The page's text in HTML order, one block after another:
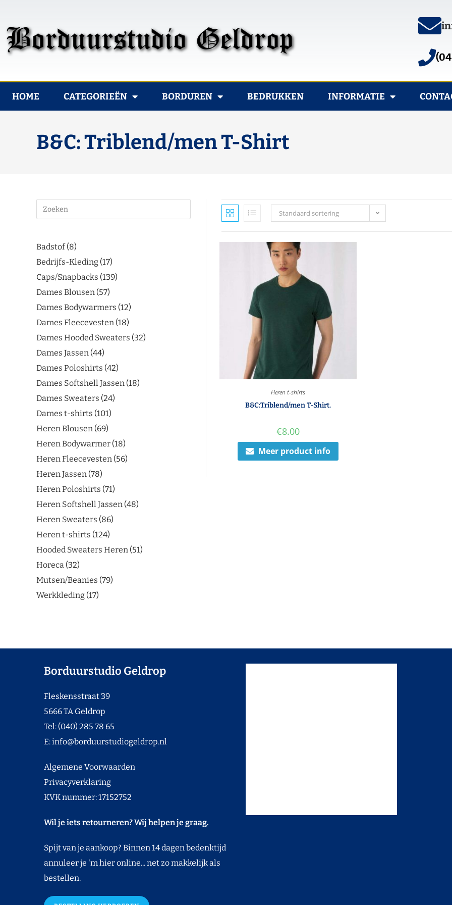
HOME CATEGORIEËN BORDUREN BEDRUKKEN INFORMATIE
B&C: Triblend/men T-Shirt
Standaard sortering
Heren t-shirts
B&C:Triblend/men T-Shirt.
€8.00
Meer product info
Badstof 8
Bedrijfs-Kleding 17
Caps/Snapbacks 139
Dames Blousen 57
Dames Bodywarmers 12
Dames Fleecevesten 18
Dames Hooded Sweaters 32
Dames Jassen 44
Dames Poloshirts 42
Dames Softshell Jassen 18
Dames Sweaters 24
Dames t-shirts 101
Heren Blousen 69
Heren Bodywarmer 18
Heren Fleecevesten 56
Heren Jassen 78
Heren Poloshirts 71
Heren Softshell Jassen 48
Heren Sweaters 86
Heren t-shirts 124
Hooded Sweaters Heren 51
Horeca 32
Mutsen/Beanies 79
Werkkleding 17
Borduurstudio Geldrop
Fleskensstraat 39
5666 TA Geldrop
Tel: (040) 285 78 65
E:info@borduurstudiogeldrop.nl
Algemene Voorwaarden
Privacyverklaring
KVK nummer: 17152752
Wil je iets retourneren? Wij helpen je graag.
Spijt van je aankoop? Binnen 14 dagen bedenktijd
annuleer je 'm hier online... net zo makkelijk als
bestellen.